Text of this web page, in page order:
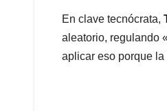
En clave tecnócrata,
aleatorio, regulando «
aplicar eso porque